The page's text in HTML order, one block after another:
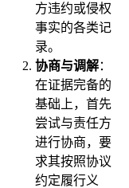
方违约或侵权
事实的各类记
录。
协商与调解：
在证据完备的
基础上，首先
尝试与责任方
进行协商，要
求其按照协议
约定履行义